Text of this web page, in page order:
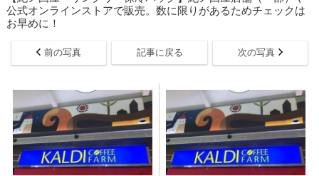
公式オンラインストアで販売。数に限りがあるためチェックは
お早めに！
前の写真 記事に戻る 次の写真